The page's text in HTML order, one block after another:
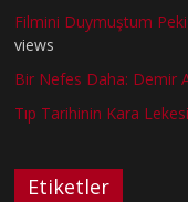
Filmini Duymuştum
views
Bir Nefes Daha: Demir
Tıp Tarihinin Kara
Etiketler